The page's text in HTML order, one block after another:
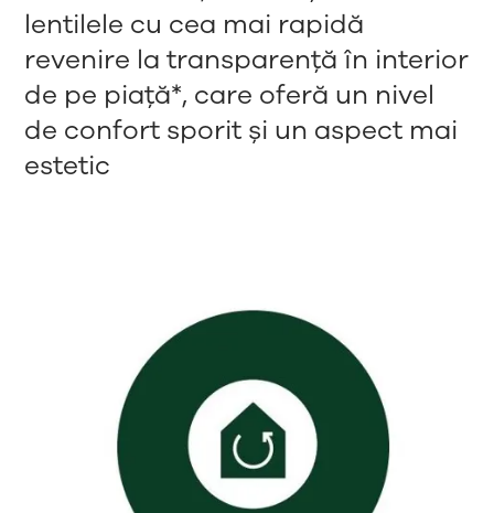
lentilele cu cea mai rapidă
revenire la transparență în interior
de pe piață*, care oferă un nivel
de confort sporit și un aspect mai
estetic